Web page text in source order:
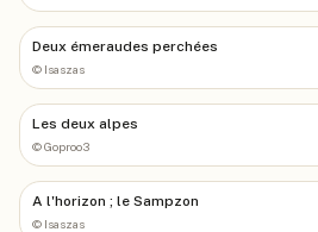
Deux émeraudes perchées
© Isaszas
Les deux alpes
©Goproo3
A l'horizon ; le Sampzon
© Isaszas